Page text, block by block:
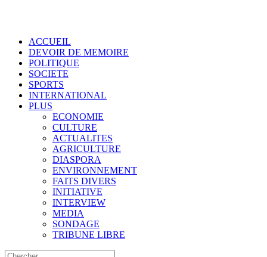
ACCUEIL
DEVOIR DE MEMOIRE
POLITIQUE
SOCIETE
SPORTS
INTERNATIONAL
PLUS
ECONOMIE
CULTURE
ACTUALITES
AGRICULTURE
DIASPORA
ENVIRONNEMENT
FAITS DIVERS
INITIATIVE
INTERVIEW
MEDIA
SONDAGE
TRIBUNE LIBRE